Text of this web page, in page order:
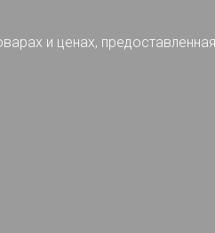
и ценах,